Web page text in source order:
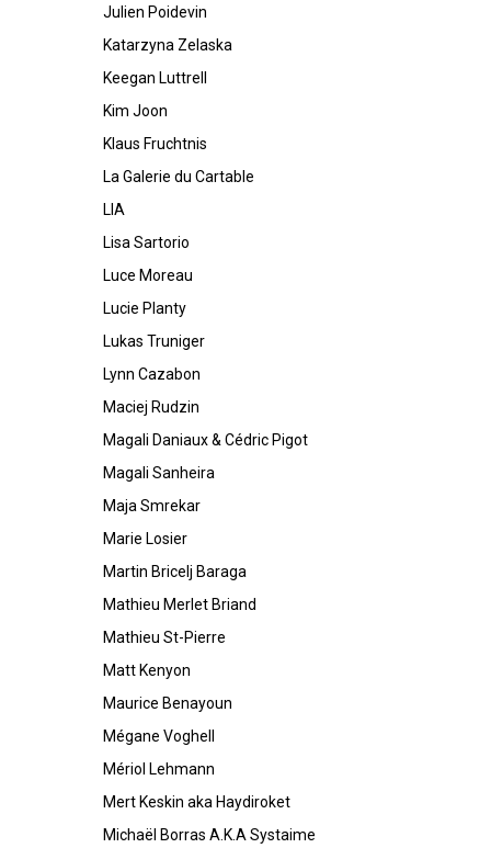
Julien Poidevin
Katarzyna Zelaska
Keegan Luttrell
Kim Joon
Klaus Fruchtnis
La Galerie du Cartable
LIA
Lisa Sartorio
Luce Moreau
Lucie Planty
Lukas Truniger
Lynn Cazabon
Maciej Rudzin
Magali Daniaux & Cédric Pigot
Magali Sanheira
Maja Smrekar
Marie Losier
Martin Bricelj Baraga
Mathieu Merlet Briand
Mathieu St-Pierre
Matt Kenyon
Maurice Benayoun
Mégane Voghell
Mériol Lehmann
Mert Keskin aka Haydiroket
Michaël Borras A.K.A Systaime